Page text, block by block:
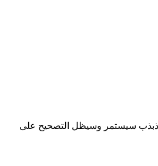
سيستمر وسيظل التصحيح على